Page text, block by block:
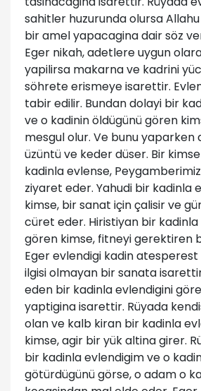
sahitler huzurunda olursa
bir amel yapacagina dair söz
Eger nikah, adetlere uygun
yapilirsa makarna ve kadrini
söhrete erismeye isarettir.
tabir edilir. Bundan dolayi bir
ve o kadinin öldügünü gören
mesgul olur. Ve bunu yaparken
üzüntü ve keder düser. Bir
kadinla evlense,
ziyaret eder. Yahudi bir kadinla
kimse, bir sanat için çalisir ve
cüret eder. Hiristiyan bir
gören kimse, fitneyi gerektiren
Eger evlendigi kadin atesperest
ilgisi olmayan bir sanata
eden bir kadinla evlendigini
yaptigina isarettir. Rüyada
olan ve kalb kiran bir kadinla
kimse, agir bir yük altina girer.
bir kadinla evlendigim ve o
götürdügünü görse, o adam o